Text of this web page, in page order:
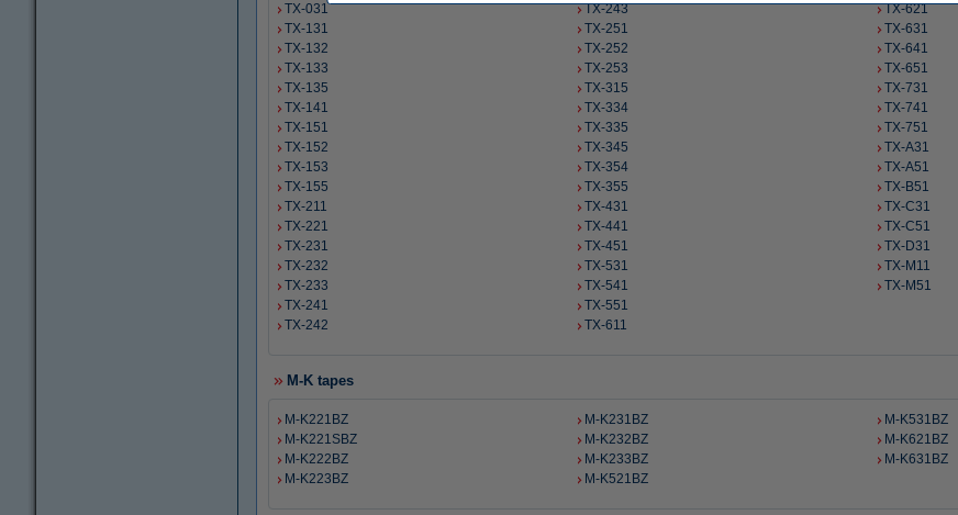
TX-031
TX-131
TX-132
TX-133
TX-135
TX-141
TX-151
TX-152
TX-153
TX-155
TX-211
TX-221
TX-231
TX-232
TX-233
TX-241
TX-242
TX-243
TX-251
TX-252
TX-253
TX-315
TX-334
TX-335
TX-345
TX-354
TX-355
TX-431
TX-441
TX-451
TX-531
TX-541
TX-551
TX-611
TX-621
TX-631
TX-641
TX-651
TX-731
TX-741
TX-751
TX-A31
TX-A51
TX-B51
TX-C31
TX-C51
TX-D31
TX-M11
TX-M51
M-K tapes
M-K221BZ
M-K221SBZ
M-K222BZ
M-K223BZ
M-K231BZ
M-K232BZ
M-K233BZ
M-K521BZ
M-K531BZ
M-K621BZ
M-K631BZ